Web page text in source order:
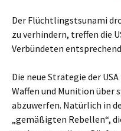
Der Flüchtlingstsunami
zu verhindern, treffen die
Verbündeten
Die neue Strategie der
Waffen und Munition über
abzuwerfen. Natürlich in
„gemäßigten Rebellen“,